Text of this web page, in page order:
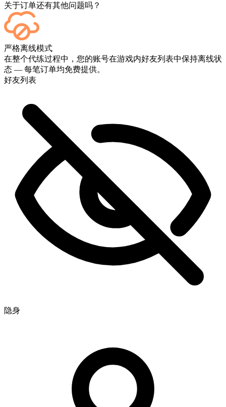
关于订单还有其他问题吗？
太棒了！我可以实时追踪进度吗？
可以的——每场比赛结束后都会显示在您的仪表板上。如果您
想观看比赛实况，请在结账时添加“直播”服务。
太棒了，你们是最棒的 🧡
严格离线模式
在整个代练过程中，您的账号在游戏内好友列表中保持离线状
态 — 每笔订单均免费提供。
好友列表
隐身